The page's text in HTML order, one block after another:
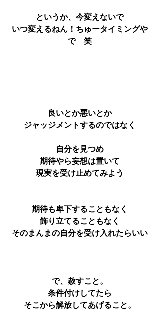
というか、今変えないで
いつ変えるねん！ちゅータイミングや
で　笑
良いとか悪いとか
ジャッジメントするのではなく
自分を見つめ
期待やら妄想は置いて
現実を受け止めてみよう
期待も卑下することもなく
飾り立てることもなく
そのまんまの自分を受け入れたらいい
で、赦すこと。
条件付けしてたら
そこから解放してあげること。